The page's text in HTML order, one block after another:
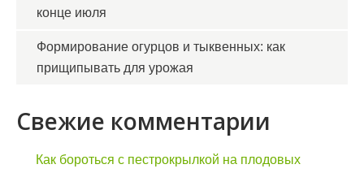
конце июля
Формирование огурцов и тыквенных: как
прищипывать для урожая
Свежие комментарии
Как бороться с пестрокрылкой на плодовых